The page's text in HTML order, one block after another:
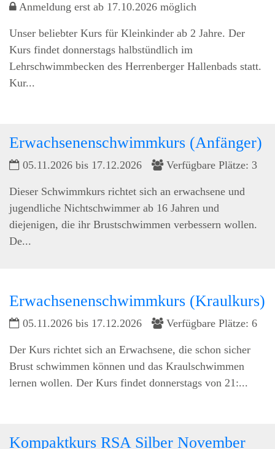
Anmeldung erst ab 17.10.2026 möglich
Unser beliebter Kurs für Kleinkinder ab 2 Jahre. Der
Kurs findet donnerstags halbstündlich im
Lehrschwimmbecken des Herrenberger Hallenbads statt.
Kur...
Erwachsenenschwimmkurs (Anfänger)
05.11.2026 bis 17.12.2026 Verfügbare Plätze: 3
Dieser Schwimmkurs richtet sich an erwachsene und
jugendliche Nichtschwimmer ab 16 Jahren und
diejenigen, die ihr Brustschwimmen verbessern wollen.
De...
Erwachsenenschwimmkurs (Kraulkurs)
05.11.2026 bis 17.12.2026 Verfügbare Plätze: 6
Der Kurs richtet sich an Erwachsene, die schon sicher
Brust schwimmen können und das Kraulschwimmen
lernen wollen. Der Kurs findet donnerstags von 21:...
Kompaktkurs RSA Silber November